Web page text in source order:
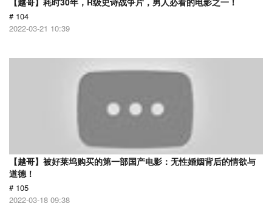
# 104
2022-03-21 10:39
【越哥】被好莱坞购买的第一部国产电影：无性婚姻背后的情欲与
道德！
# 105
2022-03-18 09:38